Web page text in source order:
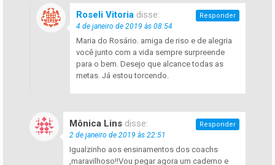
Roseli Vitoria disse:
4 de janeiro de 2019 às 08:54
Maria do Rosário. amiga de riso e de alegria
você junto com a vida sempre surpreende
para o bem. Desejo que alcance todas as
metas. Já estou torcendo.
Responder
Mônica Lins disse:
2 de janeiro de 2019 às 22:51
Igualzinho aos ensinamentos dos coachs
,maravilhoso!!Vou pegar agora um caderno e
Responder